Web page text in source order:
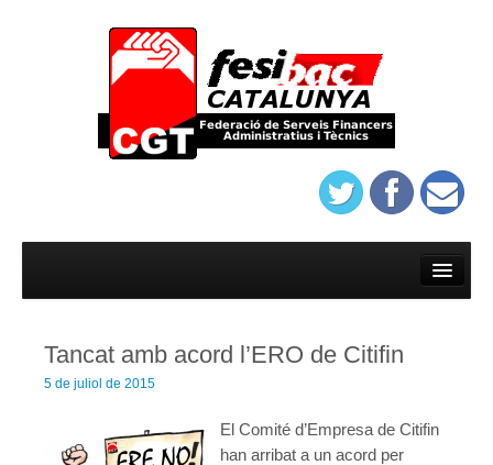
On trobar-nos
Protocol d’assatjament de Banca
Tancat amb acord l’ERO de Citifin
5 de juliol de 2015
El Comité d’Empresa de Citifin
han arribat a un acord per